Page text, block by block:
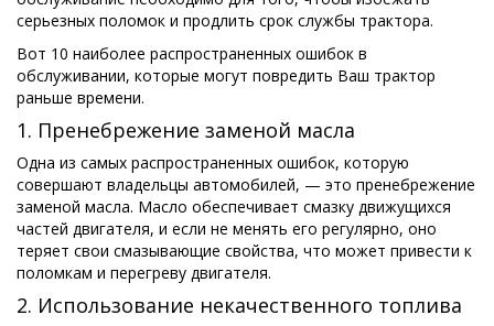
Вращающиеся балки MORENI
Рабочие инструменты Quivogne
Почвенная техника LETÁK-LEKO
Распылители KERTITOX
Другие аксессуары
Финансирование
Карьера
О нас
Blog
Свяжитесь с
серьезных поломок и продлить срок службы трактора.
Вот 10 наиболее распространенных ошибок в
обслуживании, которые могут повредить Ваш трактор
раньше времени.
1. Пренебрежение заменой масла
Одна из самых распространенных ошибок, которую
совершают владельцы автомобилей, — это пренебрежение
заменой масла. Масло обеспечивает смазку движущихся
частей двигателя, и если не менять его регулярно, оно
теряет свои смазывающие свойства, что может привести к
поломкам и перегреву двигателя.
2. Использование некачественного топлива